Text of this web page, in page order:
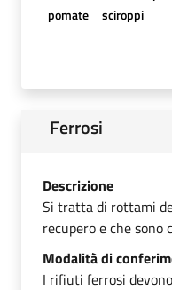
pomate
sciroppi
Ferrosi
Descrizione
Si tratta di rottami
recupero e che
Modalità di
I rifiuti ferrosi